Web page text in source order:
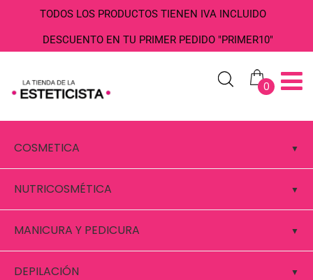
TODOS LOS PRODUCTOS TIENEN IVA INCLUIDO
DESCUENTO EN TU PRIMER PEDIDO "PRIMER10"
0
COSMETICA
NUTRICOSMÉTICA
MANICURA Y PEDICURA
DEPILACIÓN